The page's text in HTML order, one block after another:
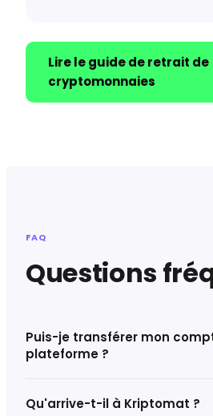
Lire le guide de retrait de
cryptomonnaies
FAQ
Questions
Puis-je transférer mon
plateforme ?
Qu'arrive-t-il à Kriptomat ?